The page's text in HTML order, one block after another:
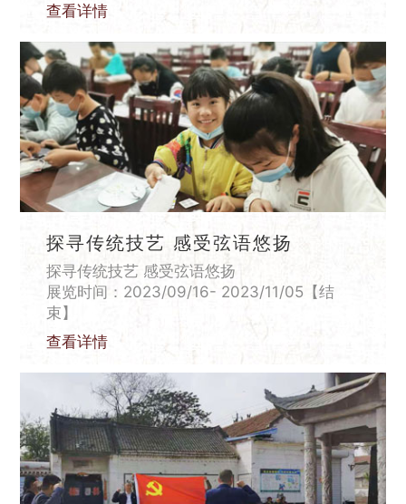
查看详情
探寻传统技艺 感受弦语悠扬
探寻传统技艺 感受弦语悠扬
展览时间：2023/09/16- 2023/11/05【结
束】
查看详情